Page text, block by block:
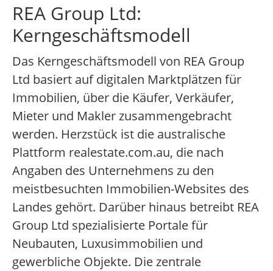
REA Group Ltd:
Kerngeschäftsmodell
Das Kerngeschäftsmodell von REA Group
Ltd basiert auf digitalen Marktplätzen für
Immobilien, über die Käufer, Verkäufer,
Mieter und Makler zusammengebracht
werden. Herzstück ist die australische
Plattform realestate.com.au, die nach
Angaben des Unternehmens zu den
meistbesuchten Immobilien-Websites des
Landes gehört. Darüber hinaus betreibt REA
Group Ltd spezialisierte Portale für
Neubauten, Luxusimmobilien und
gewerbliche Objekte. Die zentrale